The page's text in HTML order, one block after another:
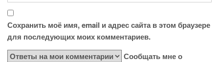
Сохранить моё имя, email и адрес сайта в этом браузере
для последующих моих комментариев.
Сообщать мне о